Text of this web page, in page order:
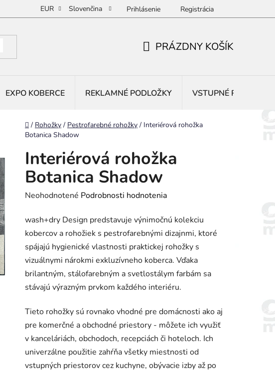
EUR Slovenčina Prihlásenie Registrácia
PRÁZDNY KOŠÍK
EXPO KOBERCE REKLAMNÉ PODLOŽKY VSTUPNÉ ROHOŽE
Domov
/ Rohožky / Pestrofarebné rohožky / Interiérová rohožka
Botanica Shadow
Interiérová rohožka
Botanica Shadow
Priemerné
produktu
je
0,0
z
5
hviezdičiek.
Neohodnotené Podrobnosti hodnotenia
wash+dry Design predstavuje výnimočnú kolekciu
kobercov a rohožiek s pestrofarebnými dizajnmi, ktoré
spájajú hygienické vlastnosti praktickej rohožky s
vizuálnymi nárokmi exkluzívneho koberca. Vďaka
brilantným, stálofarebným a svetlostálym farbám sa
stávajú výrazným prvkom každého interiéru.
Tieto rohožky sú rovnako vhodné pre domácnosti ako aj
pre komerčné a obchodné priestory - môžete ich využiť
v kanceláriách, obchodoch, recepciách či hoteloch. Ich
univerzálne použitie zahŕňa všetky miestnosti od
vstupných priestorov cez kuchyne, obývacie izby až po